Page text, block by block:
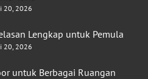
20, 2026
Lengkap untuk Pemula
20, 2026
untuk Berbagai Ruangan